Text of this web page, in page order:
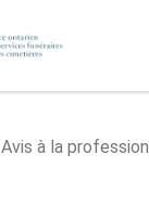
Avis à la profession